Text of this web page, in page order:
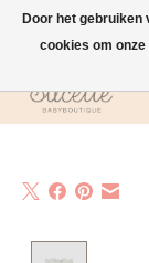
GRATIS verzending
Door het gebruiken
cookies om